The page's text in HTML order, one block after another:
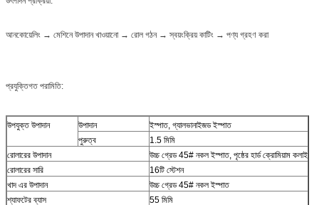
আনকোয়েলিং → মেশিনে উপাদান খাওয়ানো → রোল গঠন → স্বয়ংক্রিয় কাটিং → পণ্য গ্রহণ করা
প্রযুক্তিগত পরামিতি:
উপযুক্ত উপাদান উপাদান
ইস্পাত, গ্যালভানাইজড ইস্পাত
পুরুত্ব
1.5 মিমি
রোলারের উপাদান
উচ্চ গ্রেড 45# নকল ইস্পাত, পৃষ্ঠের হার্ড ক্রোমিয়াম কলাই
রোলারের সারি
16টি স্টেশন
খাদ এর উপাদান
উচ্চ গ্রেড 45# নকল ইস্পাত
শ্যাফটের ব্যাস
55 মিমি